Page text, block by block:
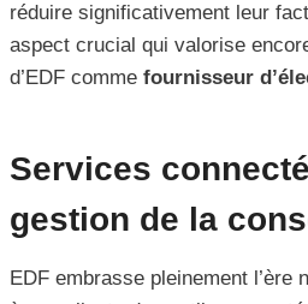
réduire significativement leur
aspect crucial qui valorise
d’EDF comme fournisseur
Services
gestion de la
EDF embrasse pleinement l’ère